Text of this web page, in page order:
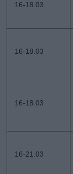
16-18.03
16-18.03
16-18.03
16-21.03